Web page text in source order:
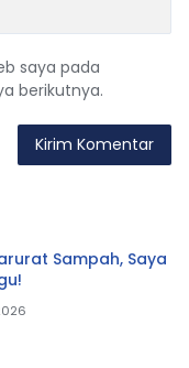
saya pada
berikutnya.
Sampah, Saya